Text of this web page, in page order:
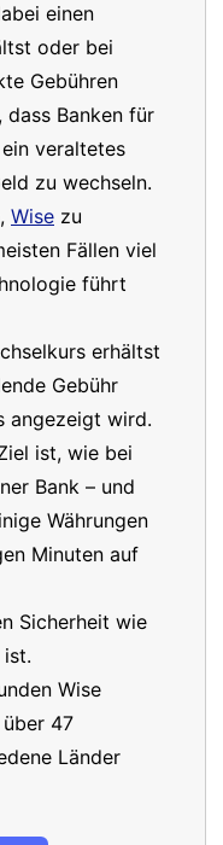
einen
oder bei
Gebühren
Banken für
veraltetes
zu wechseln.
Wise zu
Fällen viel
führt
erhältst
Gebühr
angezeigt wird.
ist, wie bei
Bank – und
Währungen
Minuten auf
Sicherheit wie
Wise
47
Länder